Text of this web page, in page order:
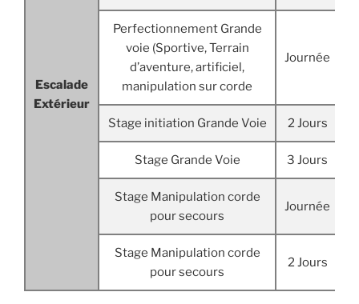
Escalade
Extérieur
Perfectionnement Grande
voie (Sportive, Terrain
d’aventure, artificiel,
manipulation sur corde
Journée
Stage initiation Grande Voie 2 Jours
Stage Grande Voie 3 Jours
Stage Manipulation corde
pour secours
Journée
Stage Manipulation corde
pour secours
2 Jours